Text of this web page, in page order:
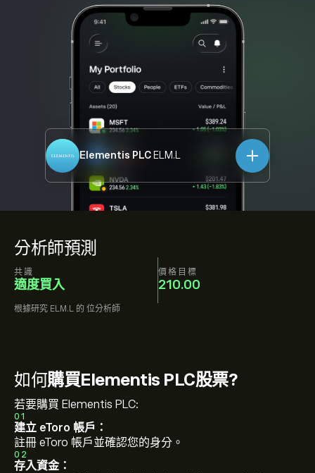
分析師預測
共識
適度買入
價格目標
210.00
根據研究 ELM.L 的 位分析師
Elementis PLC ELM.L
如何購買Elementis PLC股票?
若要購買 Elementis PLC:
01
建立 eToro 帳戶：
註冊 eToro 帳戶並確認您的身分。
02
存入資金：